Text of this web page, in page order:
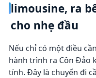
limousine, ra
cho nhẹ đầu
Nếu chỉ có một điều
hành trình ra Côn Đảo
tính. Đây là chuyến đi